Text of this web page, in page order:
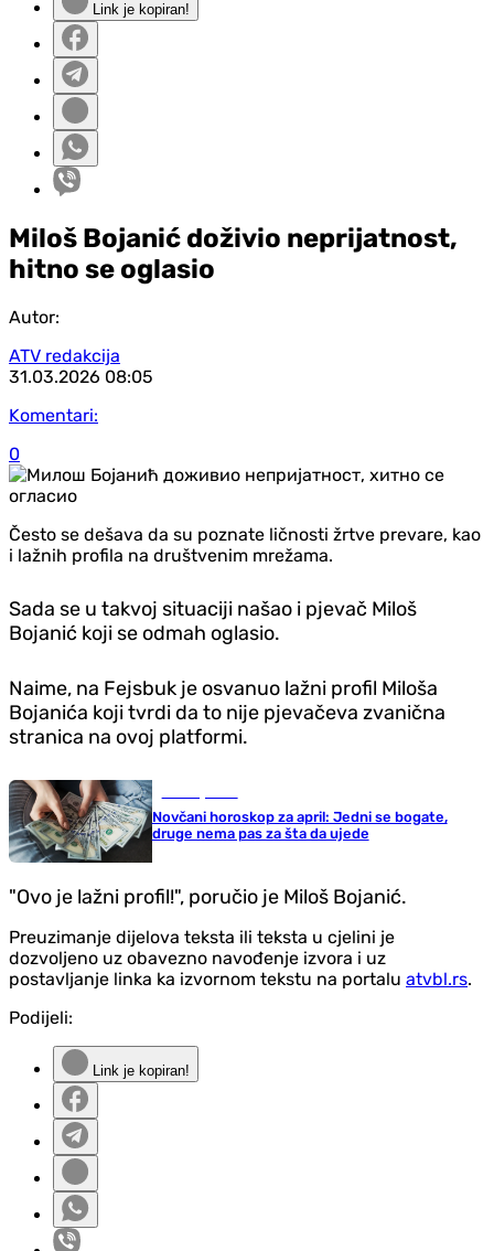
Link je kopiran!
Miloš Bojanić doživio neprijatnost,
hitno se oglasio
Autor:
ATV redakcija
31.03.2026 08:05
Komentari:
0
Često se dešava da su poznate ličnosti žrtve prevare, kao
i lažnih profila na društvenim mrežama.
Sada se u takvoj situaciji našao i pjevač Miloš
Bojanić koji se odmah oglasio.
Naime, na Fejsbuk je osvanuo lažni profil Miloša
Bojanića koji tvrdi da to nije pjevačeva zvanična
stranica na ovoj platformi.
Novčani horoskop za april: Jedni se bogate,
druge nema pas za šta da ujede
"Ovo je lažni profil!", poručio je Miloš Bojanić.
Preuzimanje dijelova teksta ili teksta u cjelini je
dozvoljeno uz obavezno navođenje izvora i uz
postavljanje linka ka izvornom tekstu na portalu atvbl.rs.
Podijeli:
Link je kopiran!